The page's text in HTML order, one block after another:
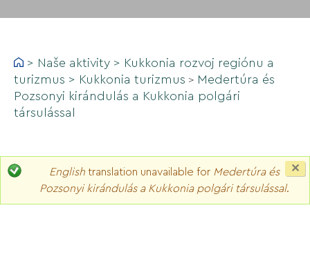
> Naše aktivity > Kukkonia rozvoj regiónu a
turizmus > Kukkonia turizmus > Medertúra és
Pozsonyi kirándulás a Kukkonia polgári
társulással
Englishtranslation unavailable for Medertúra és
Pozsonyi kirándulás a Kukkonia polgári társulással.